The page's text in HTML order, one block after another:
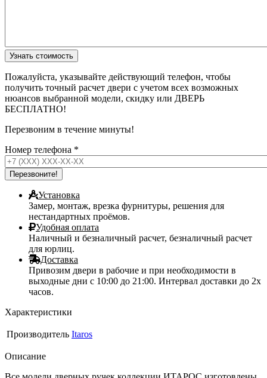
Пожалуйста, указывайте действующий телефон, чтобы
получить точный расчет двери с учетом всех возможных
нюансов выбранной модели, скидку или ДВЕРЬ
БЕСПЛАТНО!
Перезвоним в течение минуты!
Номер телефона *
Установка
Замер, монтаж, врезка фурнитуры, решения для
нестандартных проёмов.
Удобная оплата
Наличный и безналичный расчет, безналичный расчет
для юрлиц.
Доставка
Привозим двери в рабочие и при необходимости в
выходные дни с 10:00 до 21:00. Интервал доставки до 2х
часов.
Характеристики
Производитель Itaros
Описание